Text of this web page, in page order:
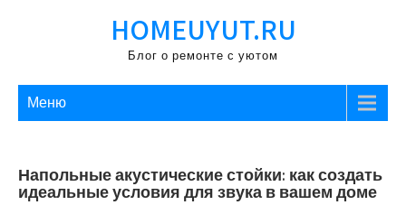
HOMEUYUT.RU
Блог о ремонте с уютом
Меню
Напольные акустические стойки: как создать
идеальные условия для звука в вашем доме